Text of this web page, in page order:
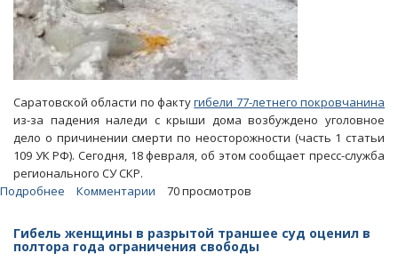
Саратовской области по фактугибели 77-летнего покровчанина
из-за падения наледи с крыши дома возбуждено уголовное
дело о причинении смерти по неосторожности (часть 1 статьи
109 УК РФ). Сегодня, 18 февраля, об этом сообщает пресс-служба
регионального СУ СКР.
Подробнее
под
Комментарии 70 просмотров
Гибель женщины в разрытой траншее суд оценил в
полтора года ограничения свободы